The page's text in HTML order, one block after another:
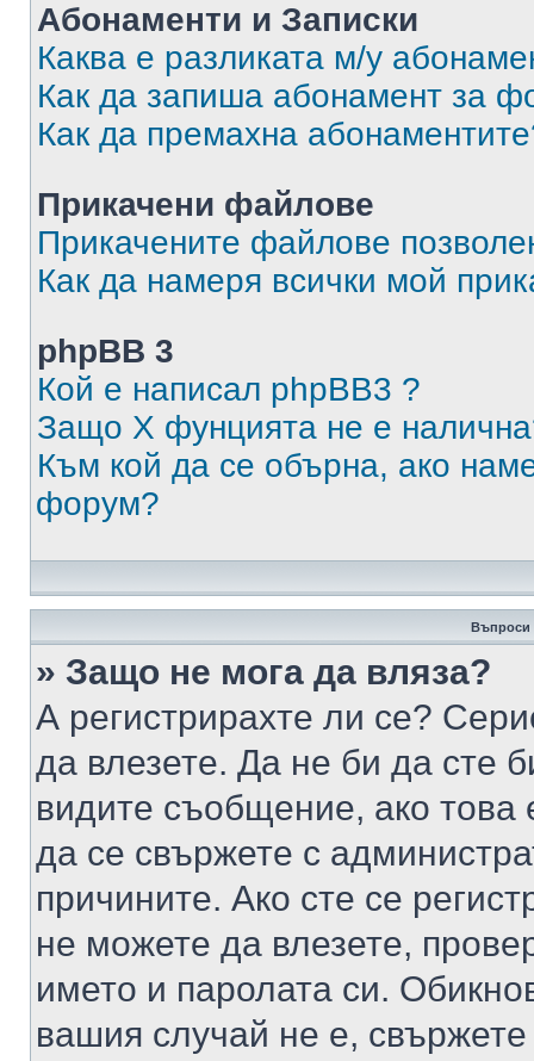
Абонаменти и Записки
Каква е разликата м/у
Как да запиша абонамент за
Как да премахна
Прикачени файлове
Прикачените файлове
Как да намеря всички мой
phpBB 3
Кой е написал phpBB3 ?
Защо X фунцията не е
Към кой да се обърна, ако
форум?
Въпроси
» Защо не мога да вляза?
А регистрирахте ли се?
да влезете. Да не би да сте
видите съобщение, ако това
да се свържете с
причините. Ако сте се
не можете да влезете,
името и паролата си.
вашия случай не е,